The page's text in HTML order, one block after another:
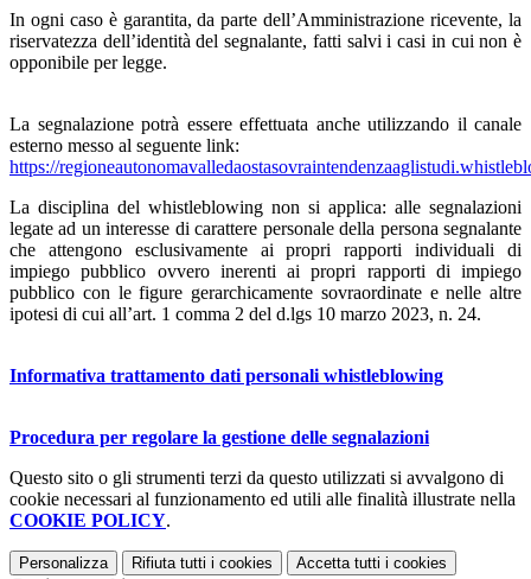
In ogni caso è garantita, da parte dell’Amministrazione ricevente, la
riservatezza dell’identità del segnalante, fatti salvi i casi in cui non è
opponibile per legge.
La segnalazione potrà essere effettuata anche utilizzando il canale
esterno messo al seguente link:
https://
La disciplina del whistleblowing non si applica: alle segnalazioni
legate ad un interesse di carattere personale della persona segnalante
che attengono esclusivamente ai propri rapporti individuali di
impiego pubblico ovvero inerenti ai propri rapporti di impiego
pubblico con le figure gerarchicamente sovraordinate e nelle altre
ipotesi di cui all’art. 1 comma 2 del d.lgs 10 marzo 2023, n. 24.
Informativa trattamento dati personali whistleblowing
Procedura per regolare la gestione delle segnalazioni
Questo sito o gli strumenti terzi da questo utilizzati si avvalgono di
cookie necessari al funzionamento ed utili alle finalità illustrate nella
COOKIE POLICY.
Personalizza Rifiuta tutti i cookies Accetta tutti i cookies